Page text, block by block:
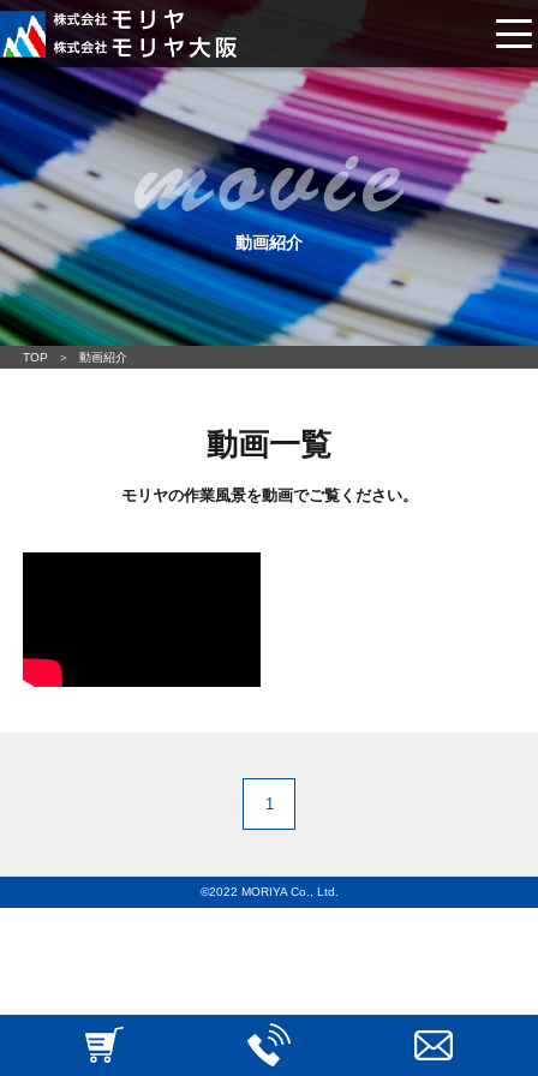
動画紹介
TOP 動画紹介
動画一覧
モリヤの作業風景を動画でご覧ください。
1
©2022 MORIYA Co., Ltd.